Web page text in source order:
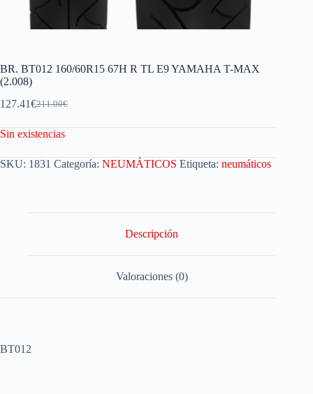
BR. BT012 160/60R15 67H R TL E9 YAMAHA T-MAX
(2.008)
211.00€
127.41€
Sin existencias
SKU: 1831 Categoría: NEUMÁTICOS Etiqueta: neumáticos
Descripción
Valoraciones (0)
BT012